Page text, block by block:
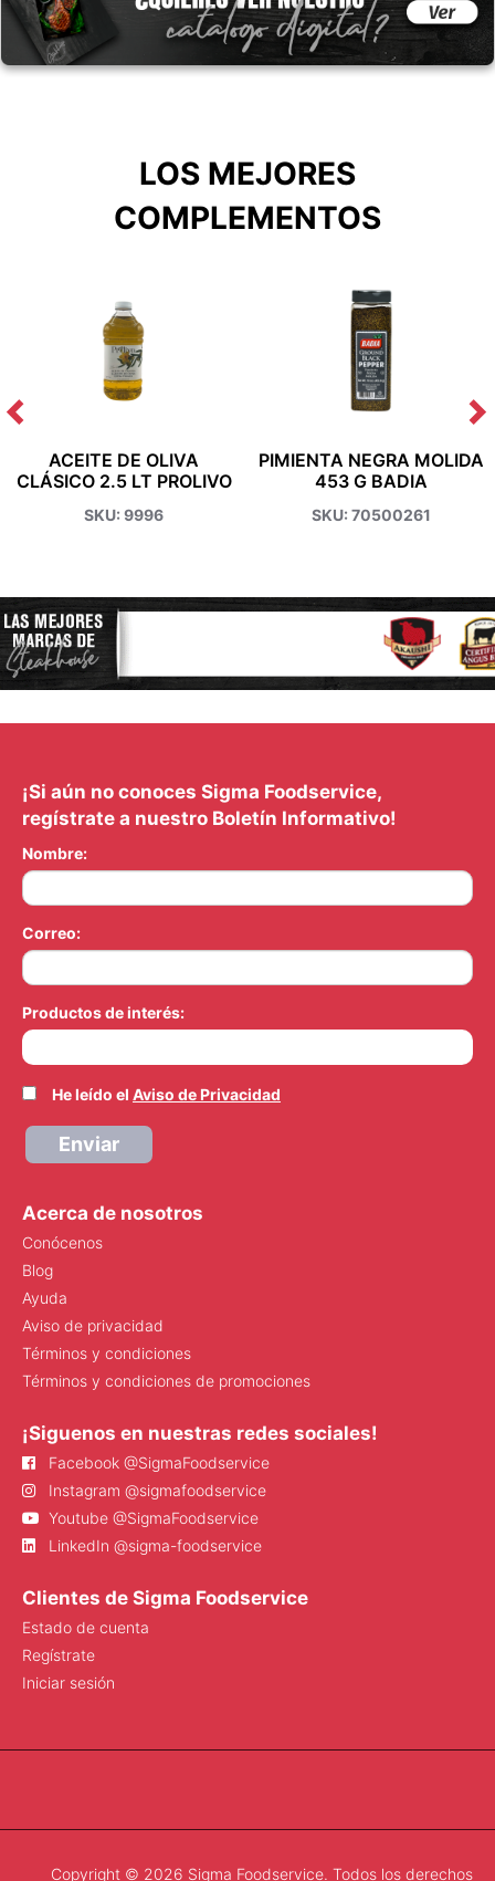
LOS MEJORES
COMPLEMENTOS
ACEITE DE OLIVA
CLÁSICO 2.5 LT PROLIVO
SKU: 9996
PIMIENTA NEGRA MOLIDA
453 G BADIA
SKU: 70500261
¡Si aún no conoces Sigma Foodservice,
regístrate a nuestro Boletín Informativo!
Nombre:
Correo:
Productos de interés:
He leído el Aviso de Privacidad
Enviar
Acerca de nosotros
Conócenos
Blog
Ayuda
Aviso de privacidad
Términos y condiciones
Términos y condiciones de promociones
¡Siguenos en nuestras redes sociales!
Facebook @SigmaFoodservice
Instagram @sigmafoodservice
Youtube @SigmaFoodservice
LinkedIn @sigma-foodservice
Clientes de Sigma Foodservice
Estado de cuenta
Regístrate
Iniciar sesión
Copyright © 2026 Sigma Foodservice. Todos los derechos